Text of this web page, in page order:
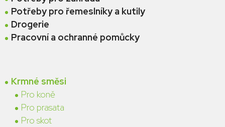
Potřeby pro řemeslníky a kutily
Drogerie
Pracovní a ochranné pomůcky
Krmné směsi
Pro koně
Pro prasata
Pro skot